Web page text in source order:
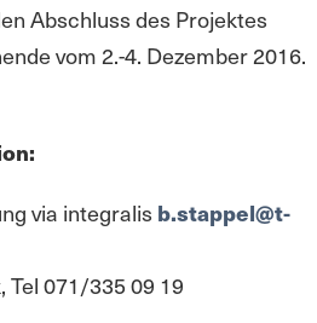
Abschluss des Projektes
vom 2.-4. Dezember 2016.
via integralis b.stappel@t-
Tel 071/335 09 19